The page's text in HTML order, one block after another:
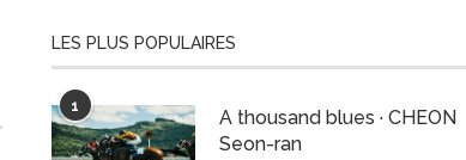
LES PLUS POPULAIRES
1
A thousand blues · CHEON
Seon-ran